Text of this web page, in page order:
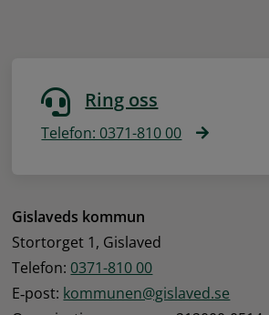
Ring oss
Telefon: 0371-810 00
Gislaveds kommun
Stortorget 1, Gislaved
Telefon: 0371-810 00
E‑post: kommunen@gislaved.se